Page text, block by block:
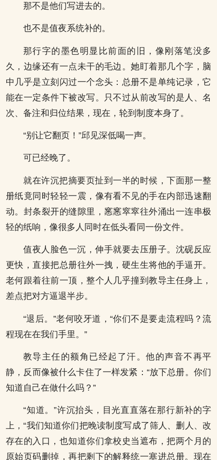
那不是他们写进去的。
也不是值夜系统补的。
那行字的墨色明显比前面的旧，像刚落笔没多
久，边缘还有一点未干的毛边。她盯着那几个字，脑
中几乎是立刻闪过一个念头：总册不是单纯记录，它
能在一定条件下被改写。只不过从前改写的是人、名
次、备注和归位结果，现在，轮到制度本身了。
“别让它翻页！”邱见深低喝一声。
可已经晚了。
就在许沉把摘要页扯到一半的时候，下面那一整
册纸竟同时轻轻一震，像有看不见的手在内部迅速翻
动。封条裂开的缝隙里，窸窸窣窣往外涌出一连串极
轻的纸响，像很多人同时在低头看同一份文件。
值夜人脸色一沉，伸手就要去压册子。沈砚反应
更快，直接把总册往外一拽，硬生生将他的手逼开。
老何跟着往前一顶，整个人几乎撞到教导主任身上，
差点把对方逼退半步。
“退后。”老何咬牙道，“你们不是要走流程吗？流
程现在在我们手里。”
教导主任的额角已经起了汗。他的声音不再平
静，反而像被什么卡住了一样发紧：“放下总册。你们
知道自己在做什么吗？”
“知道。”许沉抬头，目光直直落在那行新补的字
上，“我们知道你们把晚读制度写成了筛人、删人、改
存在的入口，也知道你们拿校史当遮布，把两个月的
原始页码删掉，再把剩下的解释统一塞进总册。现在